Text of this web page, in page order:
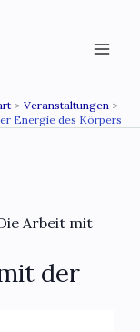
Veranstaltungen
Energie des Körpers
Arbeit mit
der